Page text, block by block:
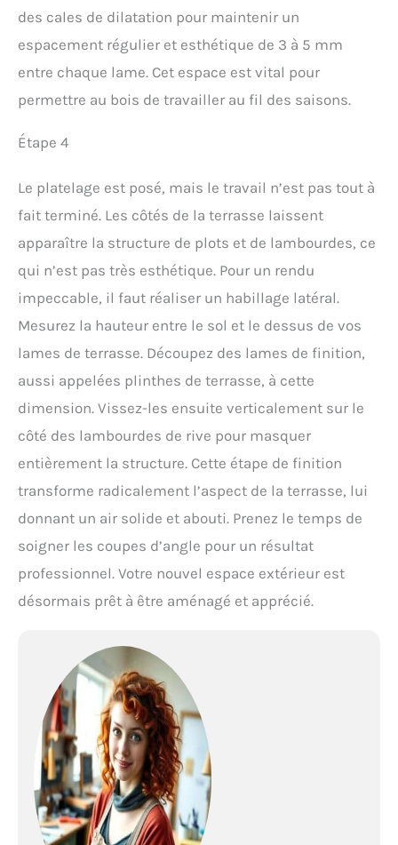
des cales de dilatation pour maintenir un
espacement régulier et esthétique de 3 à 5 mm
entre chaque lame. Cet espace est vital pour
permettre au bois de travailler au fil des saisons.
Étape 4
Le platelage est posé, mais le travail n’est pas tout à
fait terminé. Les côtés de la terrasse laissent
apparaître la structure de plots et de lambourdes, ce
qui n’est pas très esthétique. Pour un rendu
impeccable, il faut réaliser un habillage latéral.
Mesurez la hauteur entre le sol et le dessus de vos
lames de terrasse. Découpez des lames de finition,
aussi appelées plinthes de terrasse, à cette
dimension. Vissez-les ensuite verticalement sur le
côté des lambourdes de rive pour masquer
entièrement la structure. Cette étape de finition
transforme radicalement l’aspect de la terrasse, lui
donnant un air solide et abouti. Prenez le temps de
soigner les coupes d’angle pour un résultat
professionnel. Votre nouvel espace extérieur est
désormais prêt à être aménagé et apprécié.